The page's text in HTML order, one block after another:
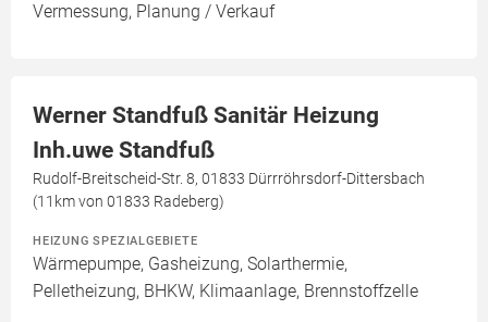
Vermessung, Planung / Verkauf
Werner Standfuß Sanitär Heizung
Inh.uwe Standfuß
Rudolf-Breitscheid-Str. 8, 01833 Dürrröhrsdorf-Dittersbach
(11km von 01833 Radeberg)
HEIZUNG SPEZIALGEBIETE
Wärmepumpe, Gasheizung, Solarthermie,
Pelletheizung, BHKW, Klimaanlage, Brennstoffzelle